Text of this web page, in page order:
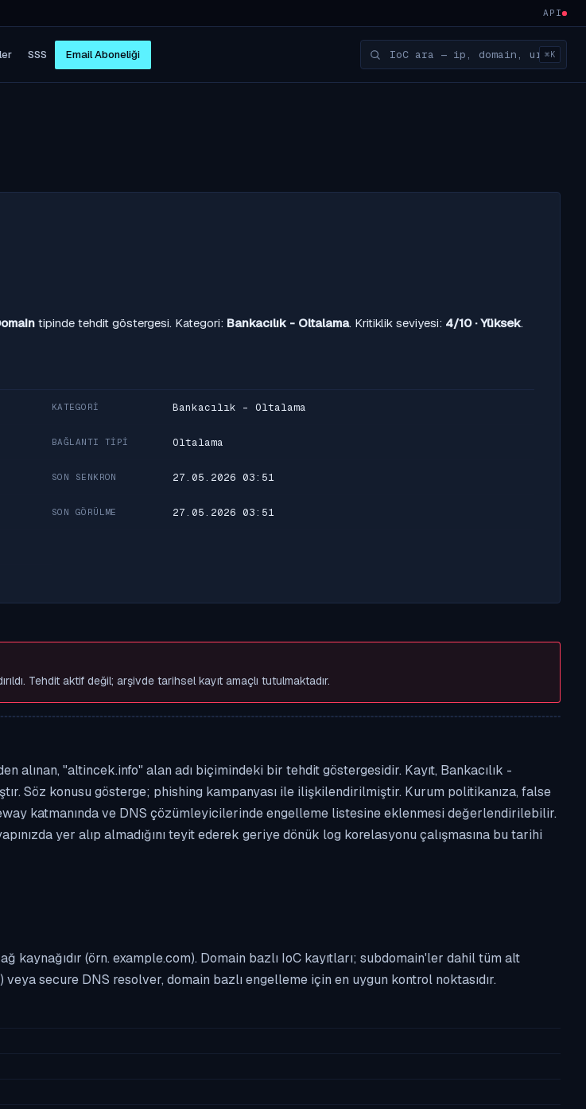
API
SSS Email Aboneliği ⌘K
tipinde tehdit göstergesi. Kategori: Bankacılık - Oltalama. Kritiklik seviyesi: 4/10 · Yüksek.
KATEGORI Bankacılık - Oltalama
BAĞLANTI TIPI Oltalama
SON SENKRON 27.05.2026 03:51
SON GÖRÜLME 27.05.2026 03:51
Tehdit aktif değil; arşivde tarihsel kayıt amaçlı tutulmaktadır.
alınan, "altincek.info" alan adı biçimindeki bir tehdit göstergesidir. Kayıt, Bankacılık -
Söz konusu gösterge; phishing kampanyası ile ilişkilendirilmiştir. Kurum politikanıza, false
katmanında ve DNS çözümleyicilerinde engelleme listesine eklenmesi değerlendirilebilir.
yer alıp almadığını teyit ederek geriye dönük log korelasyonu çalışmasına bu tarihi
kaynağıdır (örn. example.com). Domain bazlı IoC kayıtları; subdomain'ler dahil tüm alt
secure DNS resolver, domain bazlı engelleme için en uygun kontrol noktasıdır.